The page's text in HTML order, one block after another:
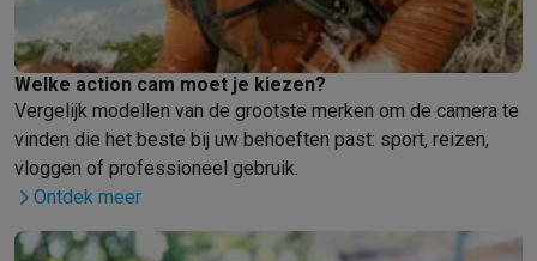
Outlet
Alle outlet deals Outlet multimedia & telefonieOutlet
Welke action cam moet je kiezen?
Vergelijk modellen van de grootste merken om de camera te
vinden die het beste bij uw behoeften past: sport, reizen,
vloggen of professioneel gebruik.
Ontdek meer